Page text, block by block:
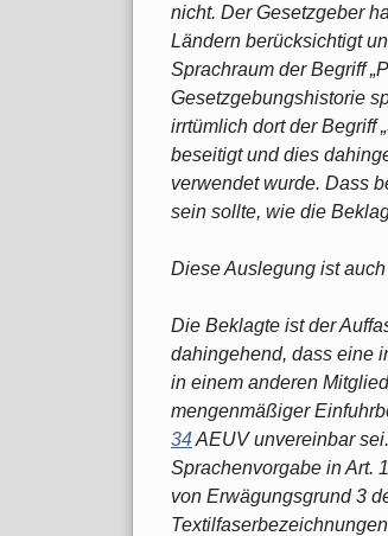
nicht. Der Gesetzgeber
Ländern berücksichtigt
Sprachraum der Begriff
Gesetzgebungshistorie
irrtümlich dort der Begriff
beseitigt und dies
verwendet wurde. Dass
sein sollte, wie die
Diese Auslegung ist
Die Beklagte ist der
dahingehend, dass eine
in einem anderen
mengenmäßiger
34AEUV unvereinbar
Sprachenvorgabe in Art.
von Erwägungsgrund 3